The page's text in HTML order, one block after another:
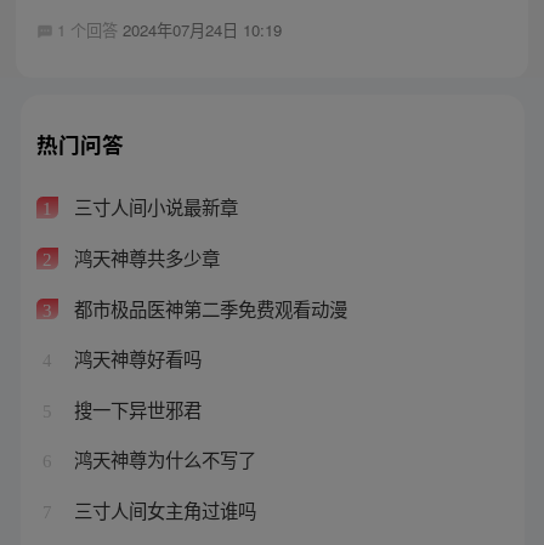
1 个回答 2024年07月24日 10:19
热门问答
1 三寸人间小说最新章
2 鸿天神尊共多少章
3 都市极品医神第二季免费观看动漫
4 鸿天神尊好看吗
5 搜一下异世邪君
6 鸿天神尊为什么不写了
7 三寸人间女主角过谁吗